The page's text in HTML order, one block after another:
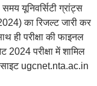
यूनिवर्सिटी ग्रांट्स
का रिजल्ट जारी कर
ही परीक्षा की फाइनल
2024 परीक्षा में शामिल
ugcnet.nta.ac.in